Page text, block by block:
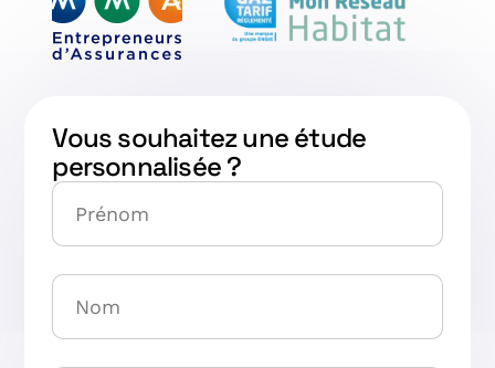
Vous souhaitez une étude
personnalisée ?